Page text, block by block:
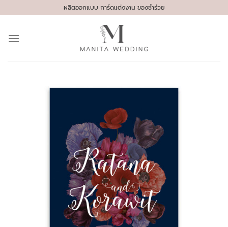
to
ผลิตออกแบบ การ์ดแต่งงาน ของชำร่วย